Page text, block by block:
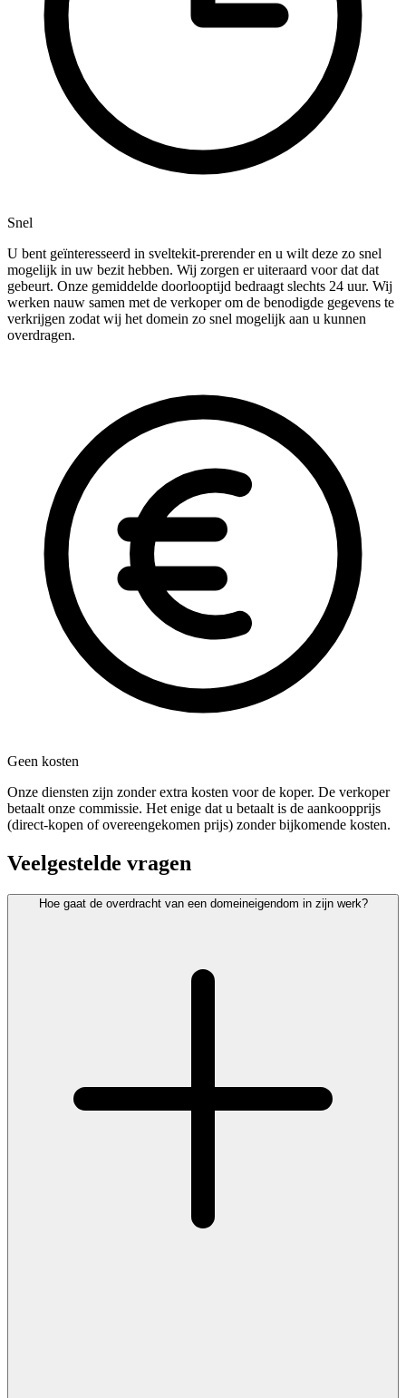
Snel
U bent geïnteresseerd in sveltekit-prerender en u wilt deze zo snel
mogelijk in uw bezit hebben. Wij zorgen er uiteraard voor dat dat
gebeurt. Onze gemiddelde doorlooptijd bedraagt slechts 24 uur. Wij
werken nauw samen met de verkoper om de benodigde gegevens te
verkrijgen zodat wij het domein zo snel mogelijk aan u kunnen
overdragen.
Geen kosten
Onze diensten zijn zonder extra kosten voor de koper. De verkoper
betaalt onze commissie. Het enige dat u betaalt is de aankoopprijs
(direct-kopen of overeengekomen prijs) zonder bijkomende kosten.
Veelgestelde vragen
Hoe gaat de overdracht van een domeineigendom in zijn werk?